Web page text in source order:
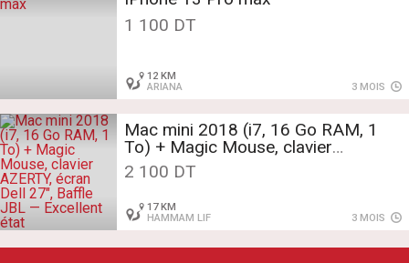
1 100 DT
12 KM
ARIANA
3 MOIS
Mac mini 2018 (i7, 16 Go RAM, 1
To) + Magic Mouse, clavier
AZERTY, écran Dell 27", Baffle JBL
— Excellent état
2 100 DT
17 KM
HAMMAM LIF
3 MOIS